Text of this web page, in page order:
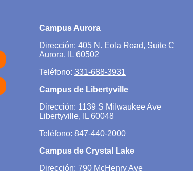
Campus Aurora
Dirección: 405 N. Eola Road, Suite C
Aurora, IL 60502
Teléfono: 331-688-3931
Campus de Libertyville
Dirección: 1139 S Milwaukee Ave
Libertyville, IL 60048
Teléfono: 847-440-2000
Campus de Crystal Lake
Dirección: 790 McHenry Ave